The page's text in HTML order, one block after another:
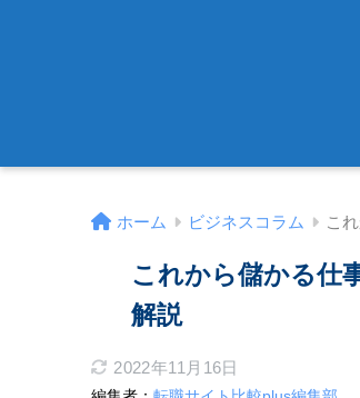
ホーム ビジネスコラム こ
これから儲かる仕
解説
2022年11月16日